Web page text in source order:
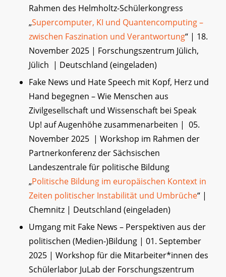
Rahmen des Helmholtz-Schülerkongress
„Supercomputer, KI und Quantencomputing –
zwischen Faszination und Verantwortung“ | 18.
November 2025 | Forschungszentrum Jülich,
Jülich | Deutschland (eingeladen)
Fake News und Hate Speech mit Kopf, Herz und
Hand begegnen – Wie Menschen aus
Zivilgesellschaft und Wissenschaft bei Speak
Up! auf Augenhöhe zusammenarbeiten | 05.
November 2025 | Workshop im Rahmen der
Partnerkonferenz der Sächsischen
Landeszentrale für politische Bildung
„Politische Bildung im europäischen Kontext in
Zeiten politischer Instabilität und Umbrüche“ |
Chemnitz | Deutschland (eingeladen)
Umgang mit Fake News – Perspektiven aus der
politischen (Medien-)Bildung | 01. September
2025 | Workshop für die Mitarbeiter*innen des
Schülerlabor JuLab der Forschungszentrum